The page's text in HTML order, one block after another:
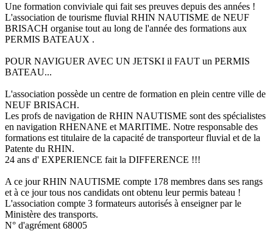
Une formation conviviale qui fait ses preuves depuis des années !
L'association de tourisme fluvial RHIN NAUTISME de NEUF
BRISACH organise tout au long de l'année des formations aux
PERMIS BATEAUX .
POUR NAVIGUER AVEC UN JETSKI il FAUT un PERMIS
BATEAU...
L'association possède un centre de formation en plein centre ville de
NEUF BRISACH.
Les profs de navigation de RHIN NAUTISME sont des spécialistes
en navigation RHENANE et MARITIME. Notre responsable des
formations est titulaire de la capacité de transporteur fluvial et de la
Patente du RHIN.
24 ans d' EXPERIENCE fait la DIFFERENCE !!!
A ce jour RHIN NAUTISME compte 178 membres dans ses rangs
et à ce jour tous nos candidats ont obtenu leur permis bateau !
L'association compte 3 formateurs autorisés à enseigner par le
Ministère des transports.
N° d'agrément 68005